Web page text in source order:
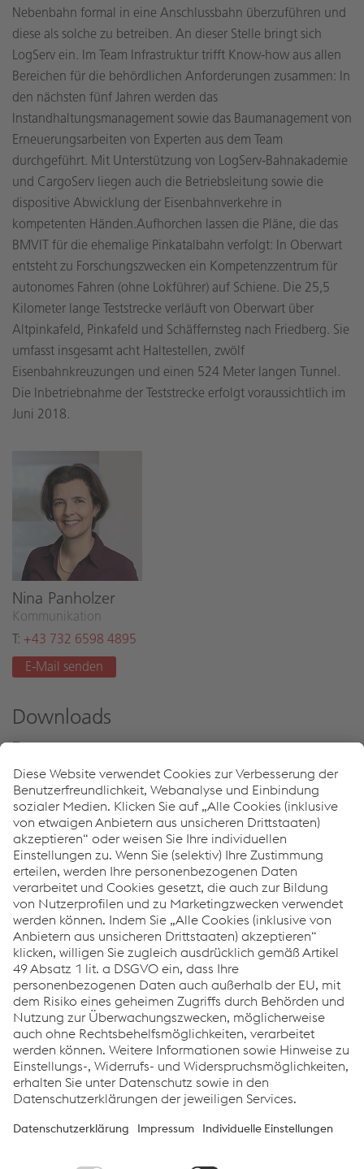
Nebenbahn formal in eine Anschlussbahn überzuführen und
diese als solche zu betreiben. An dieser Stelle bringt sich
LogServ ein. Im Team Infrastruktur trifft Know-how aus allen
Bereichen für die behördlichen Anforderungen zusammen: In
den nächsten fünf Jahren werden das
Instandhaltungsmanagement sowie das Baumanagement von
Erneuerungsarbeiten von Experten aus dem Team
durchgeführt. Mit Unterstützung von LogServ-Bahnakademie
und CargoServ liegen auch die Betriebsleitung sowie die
dispositive Abwicklung der Eisenbahnverkehre in
kompetenten Händen.Aufhorchen lassen die Pläne, die das
BMVIT für die ehemalige Pinkatalbahn verfolgt: In Oberwart
entsteht zu Forschungszwecken ein Kompetenzzentrum für
autonomes Fahren (ohne Lokführer) auf Schiene. Die 25,5
Kilometer lange Teststrecke verläuft von Oberwart über
Altpinkafeld, Pinkafeld und Schäffernsteg nach Friedberg. Sie
umfasst insgesamt acht Haltestellen, zwölf
Eisenbahnkreuzungen und einen 524 Meter langen Tunnel.
Die Inbetriebnahme der Teststrecke erfolgt voraussichtlich im
Juni 2018.
Nina Pan­hol­zer
Kom­mu­ni­ka­ti­on
T: +43 732 6598 4895
E-Mail sen­den
Downloads
JPG
3.18 MB ger-DE
Christian Affenzeller und Michael
Schlöglmann (beide LogServ) zeigen
sich zufrieden mit dem
Begutachtungsergebnis.